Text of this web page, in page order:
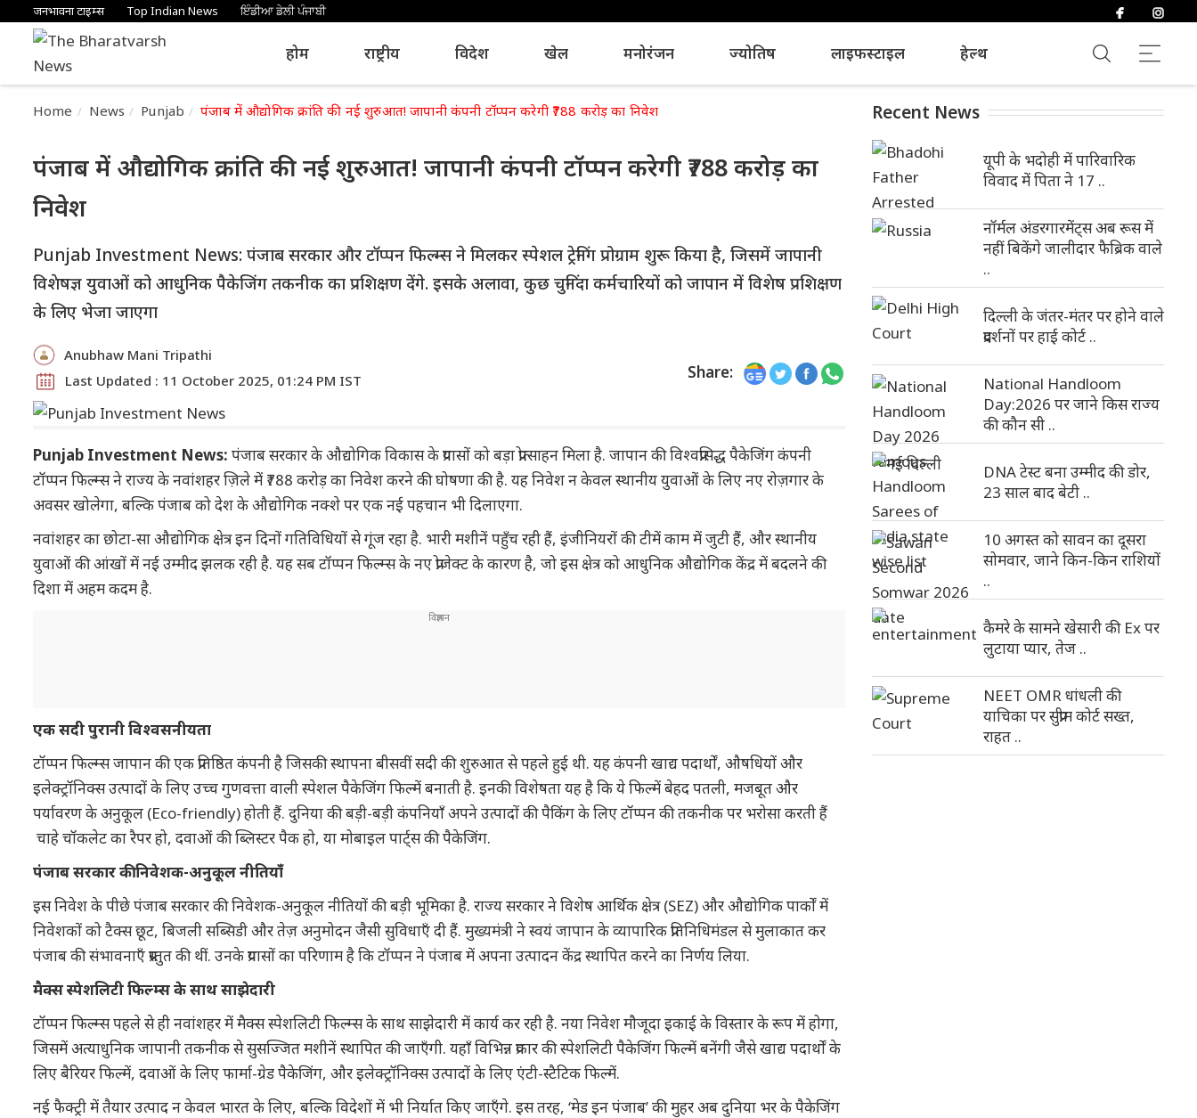
जनभावना टाइम्स Top Indian News ਇੰਡੀਆ ਡੇਲੀ ਪੰਜਾਬੀ
होम राष्ट्रीय विदेश खेल मनोरंजन ज्योतिष लाइफस्टाइल हेल्थ
Home News Punjab पंजाब में औद्योगिक क्रांति की नई शुरुआत! जापानी कंपनी टॉप्पन करेगी ₹788 करोड़ का निवेश
पंजाब में औद्योगिक क्रांति की नई शुरुआत! जापानी कंपनी टॉप्पन करेगी ₹788 करोड़ का
निवेश
Punjab Investment News: पंजाब सरकार और टॉप्पन फिल्म्स ने मिलकर स्पेशल ट्रेनिंग प्रोग्राम शुरू किया है, जिसमें जापानी
विशेषज्ञ युवाओं को आधुनिक पैकेजिंग तकनीक का प्रशिक्षण देंगे. इसके अलावा, कुछ चुनिंदा कर्मचारियों को जापान में विशेष प्रशिक्षण
के लिए भेजा जाएगा
Anubhaw Mani Tripathi
Last Updated : 11 October 2025, 01:24 PM IST
Share:
Punjab Investment News: पंजाब सरकार के औद्योगिक विकास के प्रयासों को बड़ा प्रोत्साहन मिला है. जापान की विश्वप्रसिद्ध पैकेजिंग कंपनी
टॉप्पन फिल्म्स ने राज्य के नवांशहर ज़िले में ₹788 करोड़ का निवेश करने की घोषणा की है. यह निवेश न केवल स्थानीय युवाओं के लिए नए रोज़गार के
अवसर खोलेगा, बल्कि पंजाब को देश के औद्योगिक नक्शे पर एक नई पहचान भी दिलाएगा.
नवांशहर का छोटा-सा औद्योगिक क्षेत्र इन दिनों गतिविधियों से गूंज रहा है. भारी मशीनें पहुँच रही हैं, इंजीनियरों की टीमें काम में जुटी हैं, और स्थानीय
युवाओं की आंखों में नई उम्मीद झलक रही है. यह सब टॉप्पन फिल्म्स के नए प्रोजेक्ट के कारण है, जो इस क्षेत्र को आधुनिक औद्योगिक केंद्र में बदलने की
दिशा में अहम कदम है.
एक सदी पुरानी विश्वसनीयता
टॉप्पन फिल्म्स जापान की एक प्रतिष्ठित कंपनी है जिसकी स्थापना बीसवीं सदी की शुरुआत से पहले हुई थी. यह कंपनी खाद्य पदार्थों, औषधियों और
इलेक्ट्रॉनिक्स उत्पादों के लिए उच्च गुणवत्ता वाली स्पेशल पैकेजिंग फिल्में बनाती है. इनकी विशेषता यह है कि ये फिल्में बेहद पतली, मजबूत और
पर्यावरण के अनुकूल (Eco-friendly) होती हैं. दुनिया की बड़ी-बड़ी कंपनियाँ अपने उत्पादों की पैकिंग के लिए टॉप्पन की तकनीक पर भरोसा करती हैं
चाहे चॉकलेट का रैपर हो, दवाओं की ब्लिस्टर पैक हो, या मोबाइल पार्ट्स की पैकेजिंग.
पंजाब सरकार की निवेशक-अनुकूल नीतियाँ
इस निवेश के पीछे पंजाब सरकार की निवेशक-अनुकूल नीतियों की बड़ी भूमिका है. राज्य सरकार ने विशेष आर्थिक क्षेत्र (SEZ) और औद्योगिक पार्कों में
निवेशकों को टैक्स छूट, बिजली सब्सिडी और तेज़ अनुमोदन जैसी सुविधाएँ दी हैं. मुख्यमंत्री ने स्वयं जापान के व्यापारिक प्रतिनिधिमंडल से मुलाकात कर
पंजाब की संभावनाएँ प्रस्तुत की थीं. उनके प्रयासों का परिणाम है कि टॉप्पन ने पंजाब में अपना उत्पादन केंद्र स्थापित करने का निर्णय लिया.
मैक्स स्पेशलिटी फिल्म्स के साथ साझेदारी
टॉप्पन फिल्म्स पहले से ही नवांशहर में मैक्स स्पेशलिटी फिल्म्स के साथ साझेदारी में कार्य कर रही है. नया निवेश मौजूदा इकाई के विस्तार के रूप में होगा,
जिसमें अत्याधुनिक जापानी तकनीक से सुसज्जित मशीनें स्थापित की जाएँगी. यहाँ विभिन्न प्रकार की स्पेशलिटी पैकेजिंग फिल्में बनेंगी जैसे खाद्य पदार्थों के
लिए बैरियर फिल्में, दवाओं के लिए फार्मा-ग्रेड पैकेजिंग, और इलेक्ट्रॉनिक्स उत्पादों के लिए एंटी-स्टैटिक फिल्में.
नई फैक्ट्री में तैयार उत्पाद न केवल भारत के लिए, बल्कि विदेशों में भी निर्यात किए जाएँगे. इस तरह, ‘मेड इन पंजाब’ की मुहर अब दुनिया भर के पैकेजिंग
Recent News
यूपी के भदोही में पारिवारिक
विवाद में पिता ने 17 ..
नॉर्मल अंडरगारमेंट्स अब रूस में
नहीं बिकेंगे जालीदार फैब्रिक वाले
..
दिल्ली के जंतर-मंतर पर होने वाले
प्रदर्शनों पर हाई कोर्ट ..
National Handloom
Day:2026 पर जाने किस राज्य
की कौन सी ..
DNA टेस्ट बना उम्मीद की डोर,
23 साल बाद बेटी ..
10 अगस्त को सावन का दूसरा
सोमवार, जाने किन-किन राशियों
..
कैमरे के सामने खेसारी की Ex पर
लुटाया प्यार, तेज ..
NEET OMR धांधली की
याचिका पर सुप्रीम कोर्ट सख्त,
राहत ..